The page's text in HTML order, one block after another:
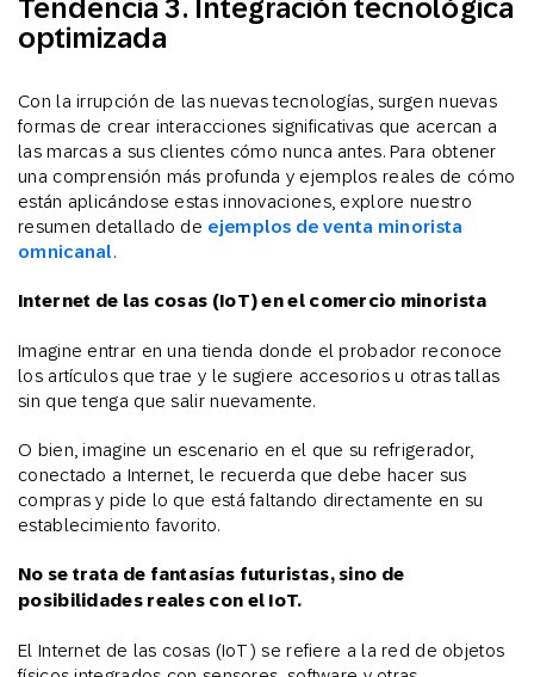
Tendencia 3. Integración tecnológica
optimizada
Con la irrupción de las nuevas tecnologías, surgen nuevas
formas de crear interacciones significativas que acercan a
las marcas a sus clientes cómo nunca antes. Para obtener
una comprensión más profunda y ejemplos reales de cómo
están aplicándose estas innovaciones, explore nuestro
resumen detallado de ejemplos de venta minorista
omnicanal.
Internet de las cosas (IoT) en el comercio minorista
Imagine entrar en una tienda donde el probador reconoce
los artículos que trae y le sugiere accesorios u otras tallas
sin que tenga que salir nuevamente.
O bien, imagine un escenario en el que su refrigerador,
conectado a Internet, le recuerda que debe hacer sus
compras y pide lo que está faltando directamente en su
establecimiento favorito.
No se trata de fantasías futuristas, sino de
posibilidades reales con el IoT.
El Internet de las cosas (IoT) se refiere a la red de objetos